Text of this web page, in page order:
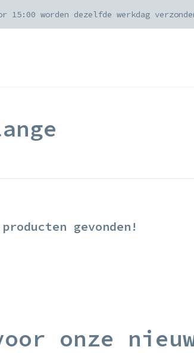
15:00 worden dezelfde werkdag
producten gevonden!
onze